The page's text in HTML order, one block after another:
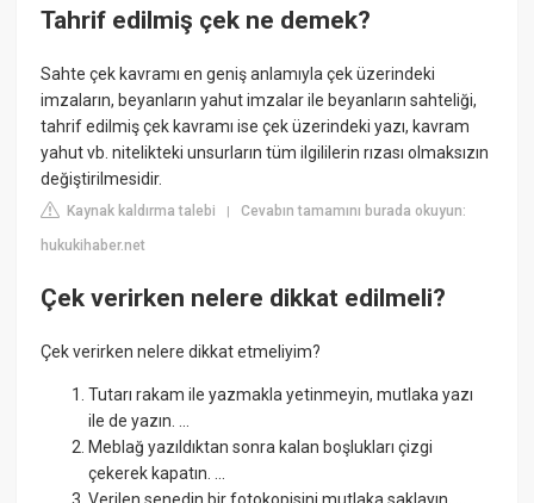
Tahrif edilmiş çek ne demek?
Sahte çek kavramı en geniş anlamıyla çek üzerindeki
imzaların, beyanların yahut imzalar ile beyanların sahteliği,
tahrif edilmiş çek kavramı ise çek üzerindeki yazı, kavram
yahut vb. nitelikteki unsurların tüm ilgililerin rızası olmaksızın
değiştirilmesidir.
Kaynak kaldırma talebi |Cevabın tamamını burada okuyun:
hukukihaber.net
Çek verirken nelere dikkat edilmeli?
Çek verirken nelere dikkat etmeliyim?
Tutarı rakam ile yazmakla yetinmeyin, mutlaka yazı
ile de yazın. ...
Meblağ yazıldıktan sonra kalan boşlukları çizgi
çekerek kapatın. ...